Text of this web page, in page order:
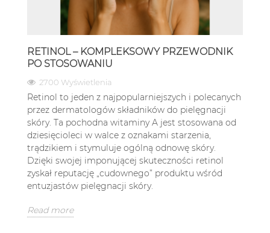
RETINOL – KOMPLEKSOWY PRZEWODNIK
PO STOSOWANIU
2700 Wyświetlenia
Retinol to jeden z najpopularniejszych i polecanych
przez dermatologów składników do pielęgnacji
skóry. Ta pochodna witaminy A jest stosowana od
dziesięcioleci w walce z oznakami starzenia,
trądzikiem i stymuluje ogólną odnowę skóry.
Dzięki swojej imponującej skuteczności retinol
zyskał reputację „cudownego” produktu wśród
entuzjastów pielęgnacji skóry.
Read more